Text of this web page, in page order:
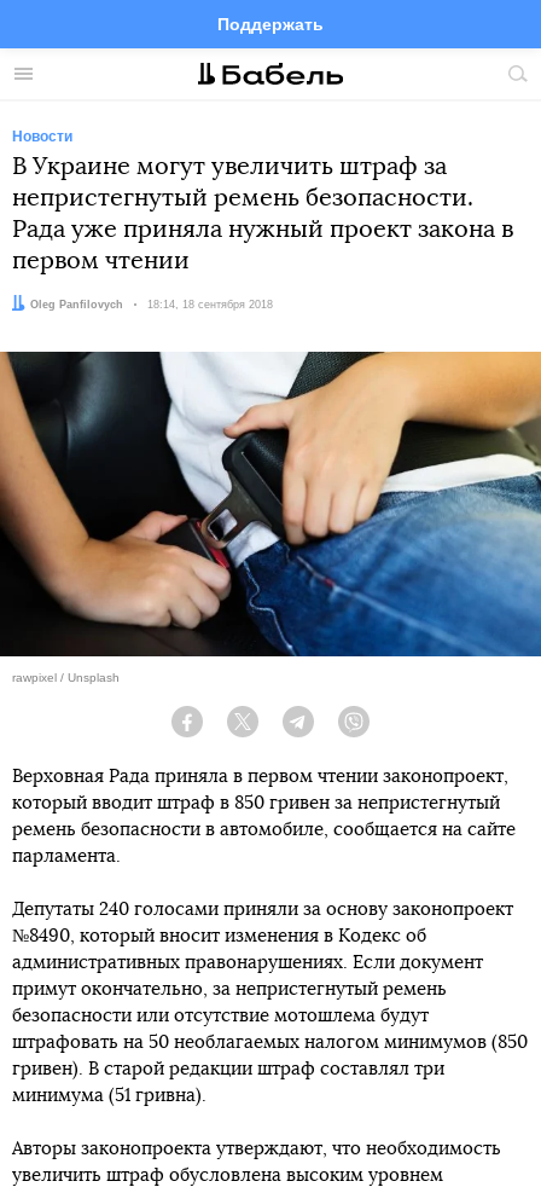
Меню
Поддержать
FacebookTelegramTwitter
Новости
В Украине могут увеличить штраф за
непристегнутый ремень безопасности.
Рада уже приняла нужный проект закона в
первом чтении
Автор:
Oleg Panfilovych Дата:
18:14, 18 сентября 2018
rawpixel / Unsplash
Facebook Twitter Telegram
Верховная Рада приняла в первом чтении законопроект,
который вводит штраф в 850 гривен за непристегнутый
ремень безопасности в автомобиле, сообщается на сайте
парламента.
Депутаты 240 голосами приняли за основу законопроект
№8490, который вносит изменения в Кодекс об
административных правонарушениях. Если документ
примут окончательно, за непристегнутый ремень
безопасности или отсутствие мотошлема будут
штрафовать на 50 необлагаемых налогом минимумов (850
гривен). В старой редакции штраф составлял три
минимума (51 гривна).
Авторы законопроекта утверждают, что необходимость
увеличить штраф обусловлена высоким уровнем